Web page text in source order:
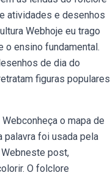
atividades e desenhos
Webhoje eu trago
o ensino fundamental.
de dia do
figuras populares
o mapa de
palavra foi usada pela
post,
O folclore